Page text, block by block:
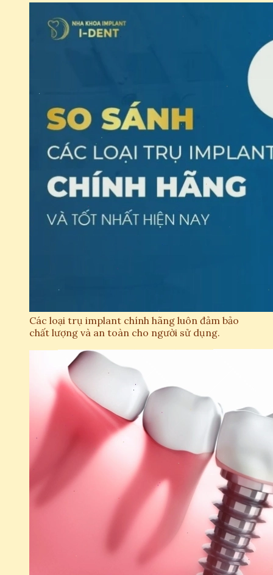
Các loại trụ implant chính hãng luôn đảm bảo
chất lượng và an toàn cho người sử dụng.